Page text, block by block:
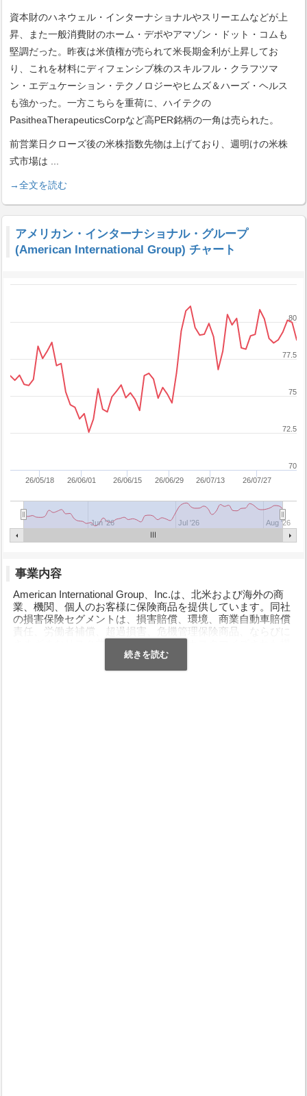
資本財のハネウェル・インターナショナルやスリーエムなどが上
昇、また一般消費財のホーム・デポやアマゾン・ドット・コムも
堅調だった。昨夜は米債権が売られて米長期金利が上昇してお
り、これを材料にディフェンシブ株のスキルフル・クラフツマ
ン・エデュケーション・テクノロジーやヒムズ＆ハーズ・ヘルス
も強かった。一方こちらを重荷に、ハイテクの
PasitheaTherapeuticsCorpなど高PER銘柄の一角は売られた。
前営業日クローズ後の米株指数先物は上げており、週明けの米株
式市場は
→全文を読む
アメリカン・インターナショナル・グループ
(American International Group) チャート
26/05/18 26/06/01 26/06/15 26/06/29 26/07/13 26/07/27
Jun '26 Jul '26 Aug '26
70
72.5
75
77.5
80
事業内容
American International Group、Inc.は、北米および海外の商
業、機関、個人のお客様に保険商品を提供しています。同社
の損害保険セグメントは、損害賠償、環境、商業自動車賠償
責任、労働者補償、超過損害、危機管理保険商品、ならびに
造化プログラムを提供しています。商業、産業、エネルギー
関連の財産保険。航空宇宙、政治リスク、貿易信用、ポート